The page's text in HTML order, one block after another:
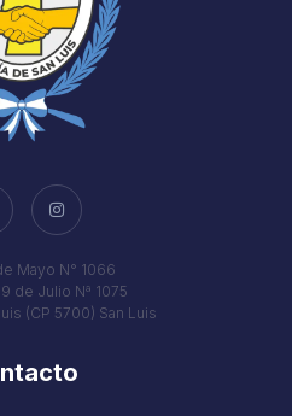
Mayo N° 1066
de Julio Nª 1075
(CP 5700) San Luis